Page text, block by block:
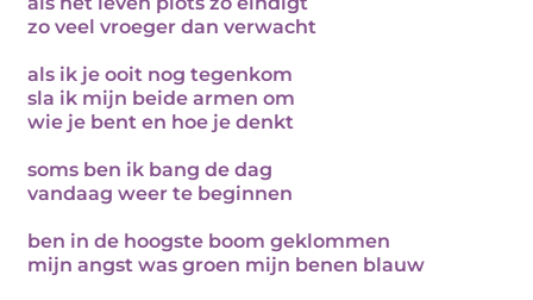
zo veel vroeger dan verwacht
als ik je ooit nog tegenkom
sla ik mijn beide armen om
wie je bent en hoe je denkt
soms ben ik bang de dag
vandaag weer te beginnen
ben in de hoogste boom geklommen
mijn angst was groen mijn benen blauw